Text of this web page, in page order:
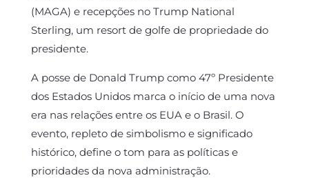
(MAGA) e recepções no Trump National
Sterling, um resort de golfe de propriedade do
presidente.
A posse de Donald Trump como 47º Presidente
dos Estados Unidos marca o início de uma nova
era nas relações entre os EUA e o Brasil. O
evento, repleto de simbolismo e significado
histórico, define o tom para as políticas e
prioridades da nova administração.